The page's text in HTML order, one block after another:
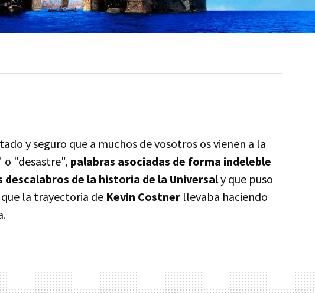
y seguro que a muchos de vosotros os vienen a la
o "desastre", palabras asociadas de forma indeleble
descalabros de la historia de la Universaly que puso
la trayectoria de Kevin Costner llevaba haciendo